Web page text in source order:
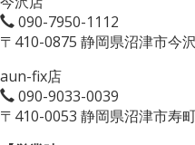
090-7950-1112
〒410-0875 静岡県沼津市今
aun-fix店
090-9033-0039
〒410-0053 静岡県沼津市寿